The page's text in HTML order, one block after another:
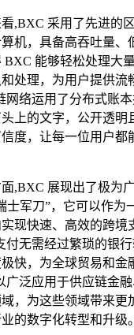
,BXC 采用了先进的
机，具备高吞吐量、
BXC 能够轻松处理大
处理，为用户提供流
网络运用了分布式账
上的文字，公开透明
度，让每一位用户都
,BXC 展现出了极为
士军刀”，它可以作为
现快速、高效的跨境
无需经过繁琐的银行
快，为全球贸易和金
泛应用于供应链金融
，为这些领域带来更
的数字化转型和升级。